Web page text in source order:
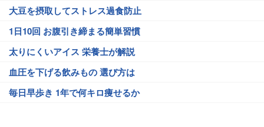
大豆を摂取してストレス過食防止
1日10回 お腹引き締まる簡単習慣
太りにくいアイス 栄養士が解説
血圧を下げる飲みもの 選び方は
毎日早歩き 1年で何キロ痩せるか